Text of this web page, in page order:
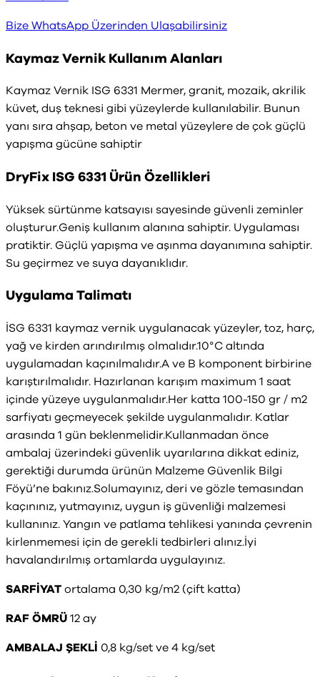
Bize WhatsApp Üzerinden Ulaşabilirsiniz
Kaymaz Vernik Kullanım Alanları
Kaymaz Vernik ISG 6331 Mermer, granit, mozaik, akrilik
küvet, duş teknesi gibi yüzeylerde kullanılabilir. Bunun
yanı sıra ahşap, beton ve metal yüzeylere de çok güçlü
yapışma gücüne sahiptir
DryFix ISG 6331 Ürün Özellikleri
Yüksek sürtünme katsayısı sayesinde güvenli zeminler
oluşturur.Geniş kullanım alanına sahiptir. Uygulaması
pratiktir. Güçlü yapışma ve aşınma dayanımına sahiptir.
Su geçirmez ve suya dayanıklıdır.
Uygulama Talimatı
İSG 6331 kaymaz vernik uygulanacak yüzeyler, toz, harç,
yağ ve kirden arındırılmış olmalıdır.10°C altında
uygulamadan kaçınılmalıdır.A ve B komponent birbirine
karıştırılmalıdır. Hazırlanan karışım maximum 1 saat
içinde yüzeye uygulanmalıdır.Her katta 100-150 gr / m2
sarfiyatı geçmeyecek şekilde uygulanmalıdır. Katlar
arasında 1 gün beklenmelidir.Kullanmadan önce
ambalaj üzerindeki güvenlik uyarılarına dikkat ediniz,
gerektiği durumda ürünün Malzeme Güvenlik Bilgi
Föyü’ne bakınız.Solumayınız, deri ve gözle temasından
kaçınınız, yutmayınız, uygun iş güvenliği malzemesi
kullanınız. Yangın ve patlama tehlikesi yanında çevrenin
kirlenmemesi için de gerekli tedbirleri alınız.İyi
havalandırılmış ortamlarda uygulayınız.
SARFİYAT ortalama 0,30 kg/m2 (çift katta)
RAF ÖMRÜ 12 ay
AMBALAJ ŞEKLİ 0,8 kg/set ve 4 kg/set